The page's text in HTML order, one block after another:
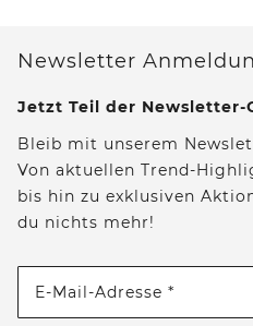
Newsletter
Jetzt Teil der
Bleib mit unserem
Von aktuellen Trend-
bis hin zu exklusiven
du nichts mehr!
E-Mail-Adresse *